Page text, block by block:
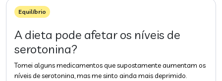
Equilíbrio
A dieta pode afetar os níveis de
serotonina?
Tomei alguns medicamentos que supostamente aumentam os
níveis de serotonina, mas me sinto ainda mais deprimido.